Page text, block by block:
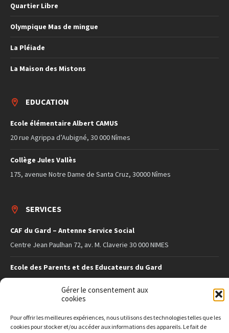
Gérer le consentement aux
cookies
Pour offrir les meilleures expériences, nous utilisons des technologies telles que les
cookies pour stocker et/ou accéder aux informations des appareils. Le fait de
Quartier Libre
Olympique Mas de mingue
La Pléiade
La Maison des Mistons
EDUCATION
Ecole élémentaire Albert CAMUS
20 rue Agrippa d’Aubigné, 30 000 Nîmes
Collège Jules Vallès
175, avenue Notre Dame de Santa Cruz, 30000 Nîmes
SERVICES
CAF du Gard – Antenne Service Social
Centre Jean Paulhan 72, av. M. Claverie 30 000 NIMES
Ecole des Parents et des Educateurs du Gard
SITE INFO